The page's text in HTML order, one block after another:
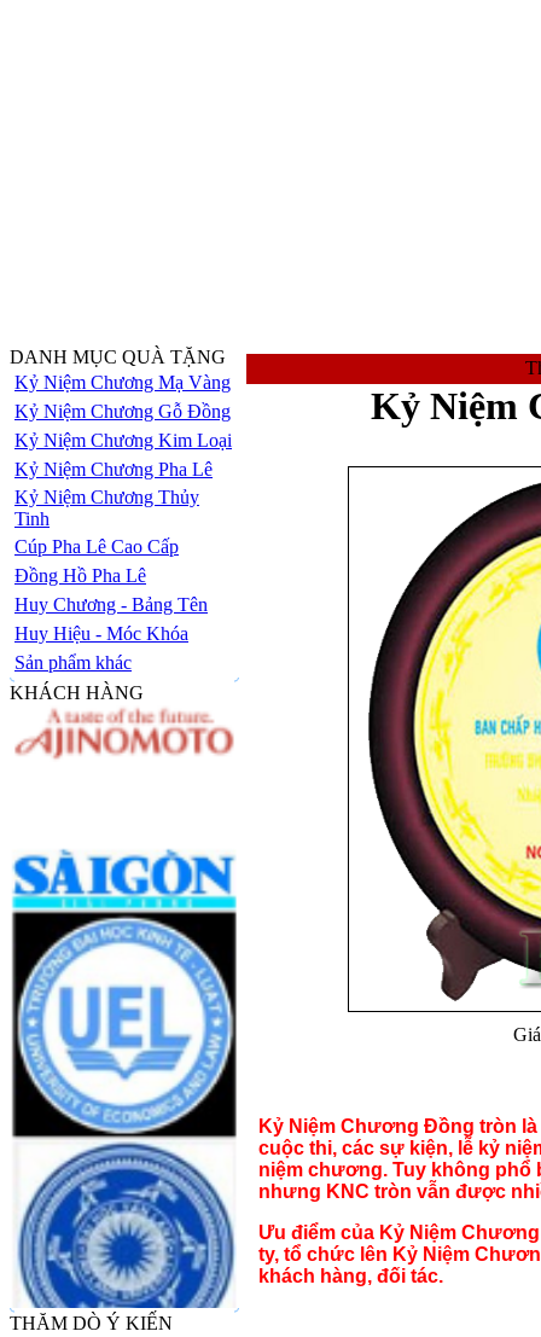
DANH MỤC QUÀ TẶNG
Kỷ Niệm Chương Mạ Vàng
Kỷ Niệm Chương Gỗ Đồng
Kỷ Niệm Chương Kim Loại
Kỷ Niệm Chương Pha Lê
Kỷ Niệm Chương Thủy
Tinh
Cúp Pha Lê Cao Cấp
Đồng Hồ Pha Lê
Huy Chương - Bảng Tên
Huy Hiệu - Móc Khóa
Sản phẩm khác
KHÁCH HÀNG
THĂM DÒ Ý KIẾN
Kỷ Niệm
Kỷ Niệm Chương Đồng tròn
cuộc thi, các sự kiện, lễ kỷ
niệm chương. Tuy không
nhưng KNC tròn vẫn được
Ưu điểm của Kỷ Niệm
ty, tổ chức lên Kỷ Niệm
khách hàng, đối tác.